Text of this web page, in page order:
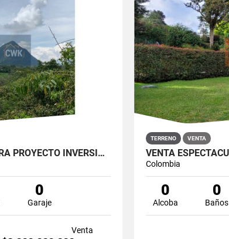
VENTA DE LOTE PARA PROYECTO INVERSIÓN VENECIA ANTIOQUIA UBICACIÓN
0
Garaje
Venta
TERRENO VENTA
Colombia
0
Alcoba
0
Baños